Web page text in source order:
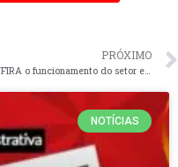
PRÓXIMO
CONFIRA o funcionamento do setor esportivo da ADUFPI nesta sexta-feira, dia 21 de junho de 2024
NOTÍCIAS